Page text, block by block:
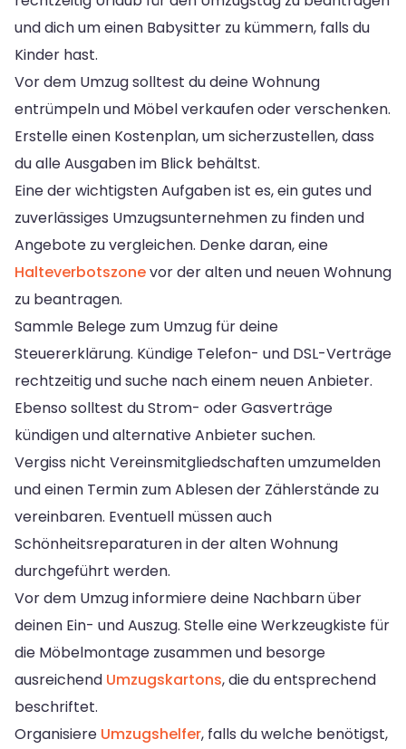
und dich um einen Babysitter zu kümmern, falls du
Kinder hast.
Vor dem Umzug solltest du deine Wohnung
entrümpeln und Möbel verkaufen oder verschenken.
Erstelle einen Kostenplan, um sicherzustellen, dass
du alle Ausgaben im Blick behältst.
Eine der wichtigsten Aufgaben ist es, ein gutes und
zuverlässiges Umzugsunternehmen zu finden und
Angebote zu vergleichen. Denke daran, eine
Halteverbotszonevor der alten und neuen Wohnung
zu beantragen.
Sammle Belege zum Umzug für deine
Steuererklärung. Kündige Telefon- und DSL-Verträge
rechtzeitig und suche nach einem neuen Anbieter.
Ebenso solltest du Strom- oder Gasverträge
kündigen und alternative Anbieter suchen.
Vergiss nicht Vereinsmitgliedschaften umzumelden
und einen Termin zum Ablesen der Zählerstände zu
vereinbaren. Eventuell müssen auch
Schönheitsreparaturen in der alten Wohnung
durchgeführt werden.
Vor dem Umzug informiere deine Nachbarn über
deinen Ein- und Auszug. Stelle eine Werkzeugkiste für
die Möbelmontage zusammen und besorge
ausreichend Umzugskartons, die du entsprechend
beschriftet.
Organisiere Umzugshelfer, falls du welche benötigst,